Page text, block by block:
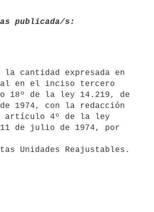
publicada/s:
la cantidad expresada en
en el inciso tercero
18º de la ley 14.219, de
1974, con la redacción
artículo 4º de la ley
de julio de 1974, por